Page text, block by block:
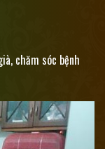
chăm sóc bệnh